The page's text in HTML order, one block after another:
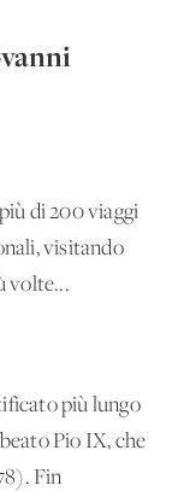
di 200 viaggi
visitando
volte...
più lungo
Pio IX, che
Fin